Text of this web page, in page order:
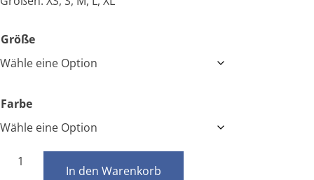
Größe
Farbe
Sweatjacke
In den Warenkorb